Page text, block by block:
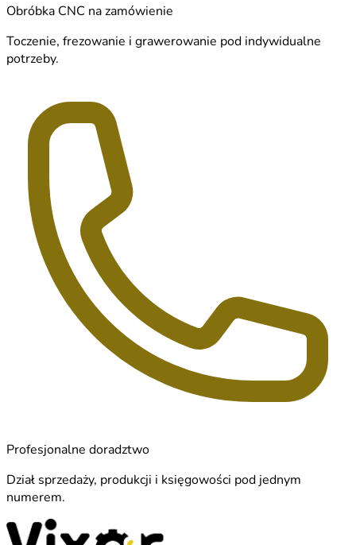
Obróbka CNC na zamówienie
Toczenie, frezowanie i grawerowanie pod indywidualne
potrzeby.
Profesjonalne doradztwo
Dział sprzedaży, produkcji i księgowości pod jednym
numerem.